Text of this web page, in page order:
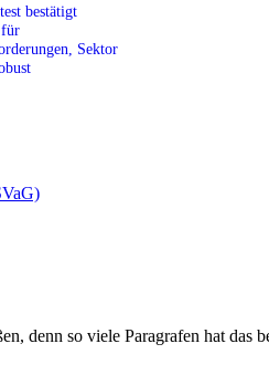
bestätigt
Sektor
denn so viele Paragrafen hat das